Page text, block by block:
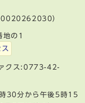
）
の1
クス:0773-42-
30分から午後5時15